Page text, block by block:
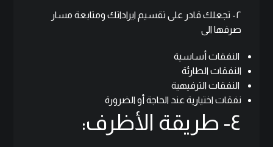
٢- تجعلك قادر على تقسيم ايراداتك ومتابعة مسار
صرفها الى
النفقات أساسية
النفقات الطارئة
النفقات الترفيهية
نفقات اختيارية عند الحاجة أو الضرورة
٤- طريقة الأظرف: